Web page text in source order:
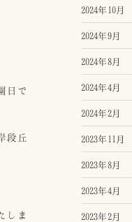
日で
段丘
しま
2024年10月
2024年9月
2024年8月
2024年4月
2024年2月
2023年11月
2023年8月
2023年4月
2023年2月